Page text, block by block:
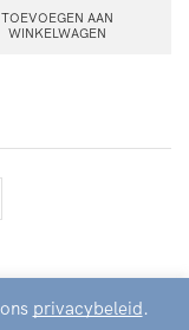
TOEVOEGEN AAN
WINKELWAGEN
privacybeleid.